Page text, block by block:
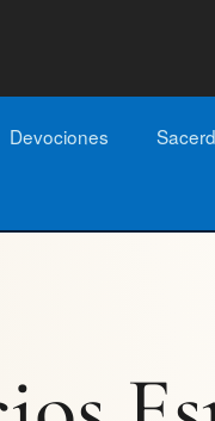
Devociones